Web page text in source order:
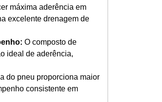
máxima aderência em
excelente drenagem de
O composto de
ideal de aderência,
do pneu proporciona maior
consistente em